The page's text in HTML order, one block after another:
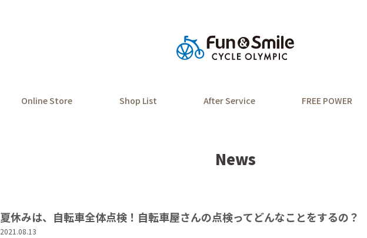
Online Store Shop List After Service FREE POWER
News
夏休みは、自転車全体点検！自転車屋さんの点検ってどんなことをするの？
2021.08.13